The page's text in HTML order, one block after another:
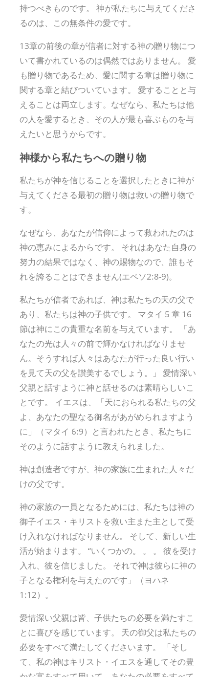
持つべきものです。 神が私たちに与えてくださ
るのは、この無条件の愛です。
13章の前後の章が信者に対する神の贈り物につ
いて書かれているのは偶然ではありません。 愛
も贈り物であるため、愛に関する章は贈り物に
関する章と結びついています。 愛することと与
えることは両立します。なぜなら、私たちは他
の人を愛するとき、その人が最も喜ぶものを与
えたいと思うからです。
神様から私たちへの贈り物
私たちが神を信じることを選択したときに神が
与えてくださる最初の贈り物は救いの贈り物で
す。
なぜなら、あなたが信仰によって救われたのは
神の恵みによるからです。 それはあなた自身の
努力の結果ではなく、神の賜物なので、誰もそ
れを誇ることはできません(エペソ2:8-9)。
私たちが信者であれば、神は私たちの天の父で
あり、私たちは神の子供です。 マタイ 5 章 16
節は神にこの貴重な名前を与えています。 「あ
なたの光は人々の前で輝かなければなりませ
ん。そうすれば人々はあなたが行った良い行い
を見て天の父を讃美するでしょう。」 愛情深い
父親と話すように神と話せるのは素晴らしいこ
とです。 イエスは、「天におられる私たちの父
よ、あなたの聖なる御名があがめられますよう
に」（マタイ 6:9）と言われたとき、私たちに
そのように話すように教えられました。
神は創造者ですが、神の家族に生まれた人々だ
けの父です。
神の家族の一員となるためには、私たちは神の
御子イエス・キリストを救い主また主として受
け入れなければなりません。 そして、新しい生
活が始まります。 “いくつかの。 。 。 彼を受け
入れ、彼を信じました。 それで神は彼らに神の
子となる権利を与えたのです」（ヨハネ
1:12）。
愛情深い父親は皆、子供たちの必要を満たすこ
とに喜びを感じています。 天の御父は私たちの
必要をすべて満たしてくださいます。 「そし
て、私の神はキリスト・イエスを通してその豊